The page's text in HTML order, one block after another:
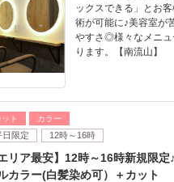
ックスできる」とお
術が可能に♪美容室が
やすさ◎様々なメニュ
ります。【南流山】
ット カラー
日限定 12時～16時
エリア最安】12時～16時新規限定♪
カラー(白髪染め可）＋カット